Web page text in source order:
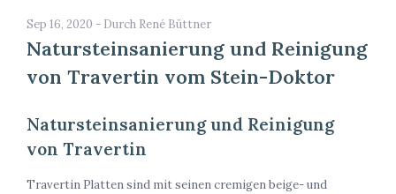
Sep 16, 2020 - Durch René Büttner
Natursteinsanierung und Reinigung
von Travertin vom Stein-Doktor
Natursteinsanierung und Reinigung
von Travertin
Travertin Platten sind mit seinen cremigen beige- und